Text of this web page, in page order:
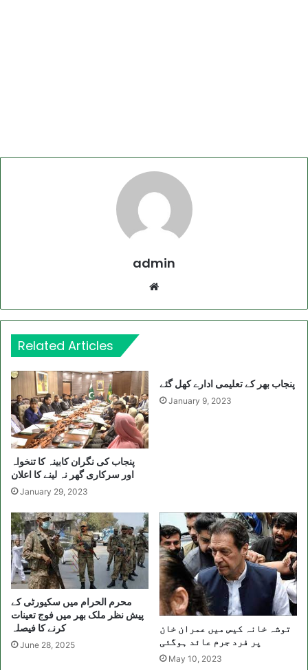
admin
Related Articles
پنجاب کی نگران کابینہ کا تنخواہ
اور سرکاری گھر نہ لینے کا اعلان
January 29, 2023
پنجاب بھر کے تعلیمی ادارے کھل گئے
January 9, 2023
محرم الحرام میں سکیورٹی کے
پیش نظر ملک بھر میں فوج تعینات
کرنے کا فیصلہ
June 28, 2025
توشہ خانہ کیس میں عمران خان
پر فرد جرم عائد ہوگئی
May 10, 2023